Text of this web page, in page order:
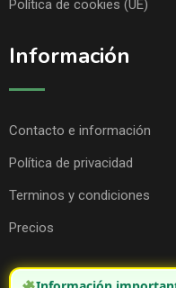
Política de cookies (UE)
Información
Contacto e información
Política de privacidad
Terminos y condiciones
Precios